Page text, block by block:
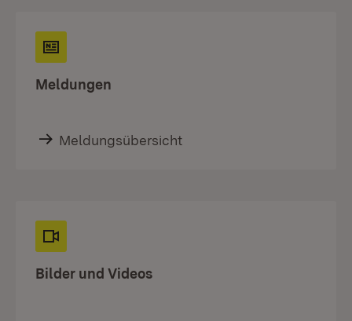
Meldungen
Meldungsübersicht
Bilder und Videos